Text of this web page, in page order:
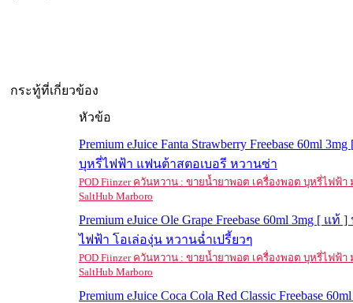
กระทู้ที่เกี่ยวข้อง
หัวข้อ
Premium eJuice Fanta Strawberry Freebase 60ml
บุหรี่ไฟฟ้า แฟนต้าสตอเบอรี หวานซ่า
POD Fiinzer ควันหวาน : ขายน้ำยาพอต เครื่องพอต บุหรี่ไฟฟ้า
SaltHub Marboro
Premium eJuice Ole Grape Freebase 60ml 3mg [ แท้
ไฟฟ้า โอเล่องุ่น หวานฉ่ำเปรี้ยวๆ
POD Fiinzer ควันหวาน : ขายน้ำยาพอต เครื่องพอต บุหรี่ไฟฟ้า
SaltHub Marboro
Premium eJuice Coca Cola Red Classic Freebase